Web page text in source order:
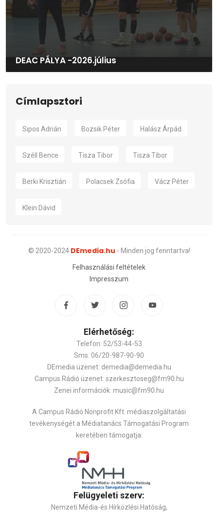
DEAC PÁLYA -2026.július
Címlapsztori
Sipos Adrián Bozsik Péter Halász Árpád
Széll Bence Tisza Tibor Tisza Tibor
Berki Krisztián Polacsek Zsófia Vácz Péter
Klein Dávid
© 2020-2024 DEmedia.hu - Minden jog fenntartva!
Felhasználási feltételek
Impresszum
Elérhetőség:
Telefon: 52/53-44-53
Sms: 06/20-987-90-90
DEmedia üzenet: demedia@demedia.hu
Campus Rádió üzenet: szerkesztoseg@fm90.hu
Zenei információk: music@fm90.hu
A Campus Rádió Nonprofit Kft. médiaszolgáltatási
tevékenységét a Médiatanács Támogatási Program
keretében támogatja:
Felügyeleti szerv:
Nemzeti Média-és Hírközlési Hatóság,